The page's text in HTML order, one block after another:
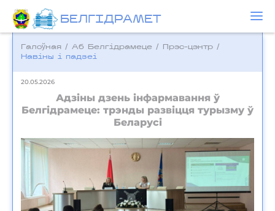
БЕЛГIДРAМЕТ
Галоўная / Аб Белгідрамеце / Прэс-цэнтр /
Навіны і падзеі
20.05.2026
Адзіны дзень інфармавання ў
Белгідрамеце: трэнды развіцця турызму ў
Беларусі